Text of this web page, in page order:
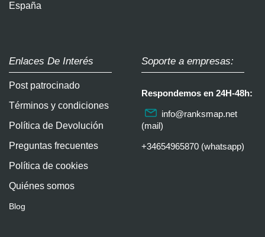
España
Enlaces De Interés
Post patrocinado
Términos y condiciones
Política de Devolución
Preguntas frecuentes
Política de cookies
Quiénes somos
Blog
Soporte a empresas:
Respondemos en 24H-48h:
info@ranksmap.net
(mail)
+34654965870 (whatsapp)